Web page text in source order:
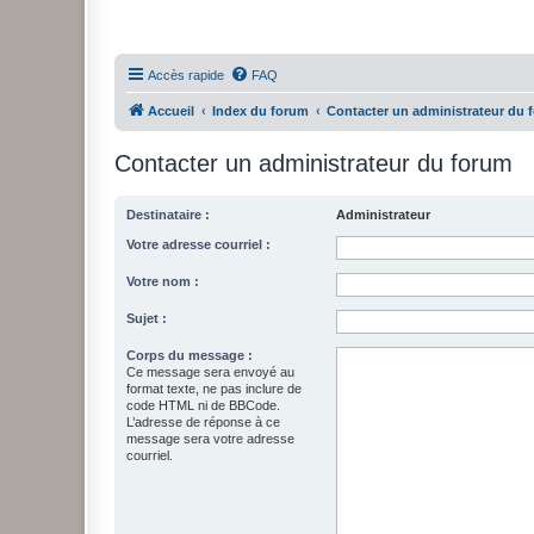
Accès rapide FAQ
Accueil Index du forum Contacter un administrateur du
Contacter un administrateur du forum
Destinataire : Administrateur
Votre adresse courriel :
Votre nom :
Sujet :
Corps du message :
Ce message sera envoyé au
format texte, ne pas inclure de
code HTML ni de BBCode.
L’adresse de réponse à ce
message sera votre adresse
courriel.